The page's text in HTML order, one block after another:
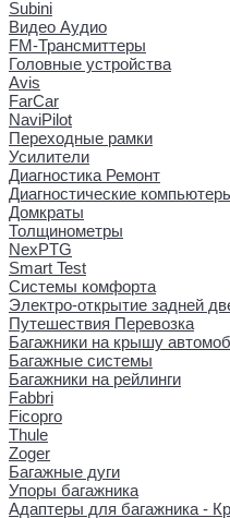
Subini
Видео Аудио
FM-Трансмиттеры
Головные устройства
Avis
FarCar
NaviPilot
Переходные рамки
Усилители
Диагностика Ремонт
Диагностические
Домкраты
Толщинометры
NexPTG
Smart Test
Системы комфорта
Электро-открытие задней
Путешествия Перевозка
Багажники на крышу
Багажные системы
Багажники на рейлинги
Fabbri
Ficopro
Thule
Zoger
Багажные дуги
Упоры багажника
Адаптеры для багажника -